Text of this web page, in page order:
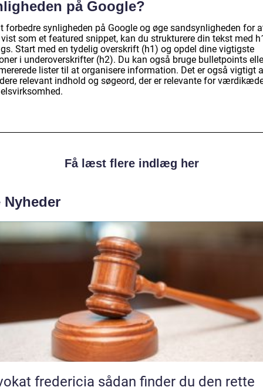
på Google?
forbedre synligheden på Google og øge sandsynligheden for
som et featured snippet, kan du strukturere din tekst med
Start med en tydelig overskrift (h1) og opdel dine vigtigste
i underoverskrifter (h2). Du kan også bruge bulletpoints
lister til at organisere information. Det er også vigtigt
relevant indhold og søgeord, der er relevante for
Få læst flere indlæg her
Nyheder
sådan finder du den rette